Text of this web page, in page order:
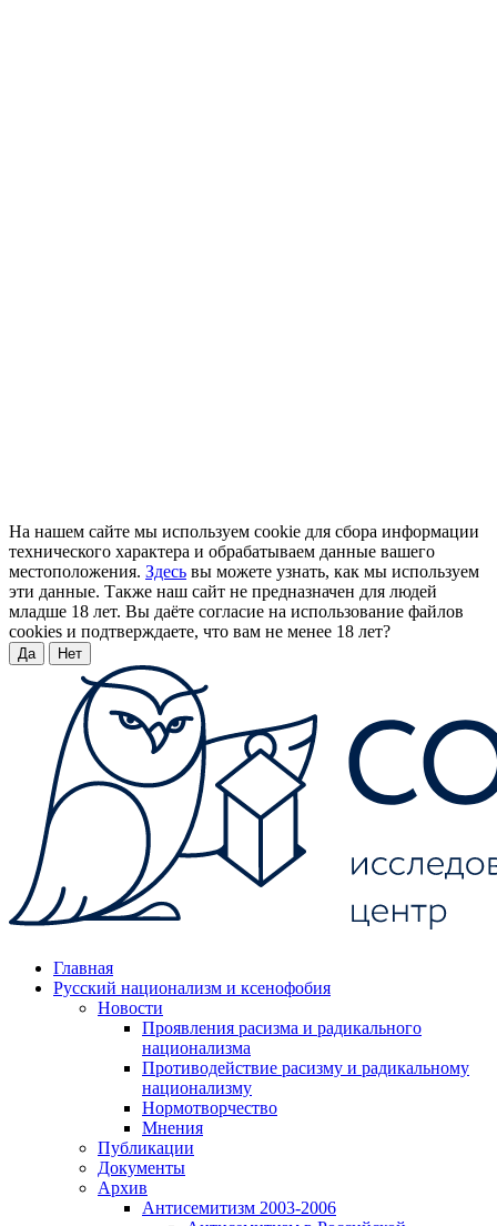
На нашем сайте мы используем cookie для сбора информации
технического характера и обрабатываем данные вашего
местоположения. Здесь вы можете узнать, как мы используем
эти данные. Также наш сайт не предназначен для людей
младше 18 лет. Вы даёте согласие на использование файлов
cookies и подтверждаете, что вам не менее 18 лет?
Да Нет
Главная
Русский национализм и ксенофобия
Новости
Проявления расизма и радикального
национализма
Противодействие расизму и радикальному
национализму
Нормотворчество
Мнения
Публикации
Документы
Архив
Антисемитизм 2003-2006